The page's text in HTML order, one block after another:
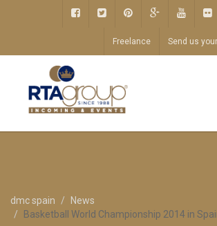
Freelance Send us
dmc spain
News
Basketball World Championship 2014 in